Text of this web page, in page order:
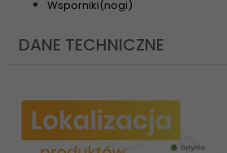
Wsporniki(nogi)
DANE TECHNICZNE